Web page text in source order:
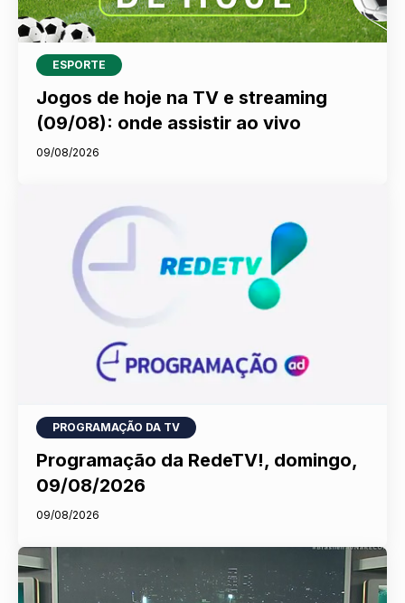
ESPORTE
Jogos de hoje na TV e streaming
(09/08): onde assistir ao vivo
09/08/2026
PROGRAMAÇÃO DA TV
Programação da RedeTV!, domingo,
09/08/2026
09/08/2026